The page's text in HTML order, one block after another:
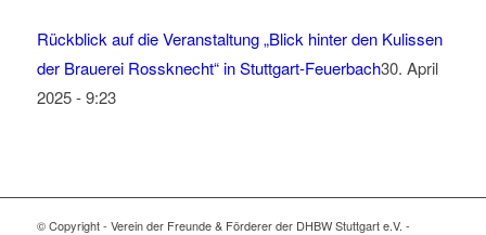
Rückblick auf die Veranstaltung „Blick hinter den Kulissen
der Brauerei Rossknecht“ in Stuttgart-Feuerbach30. April
2025 - 9:23
© Copyright - Verein der Freunde & Förderer der DHBW Stuttgart e.V. -